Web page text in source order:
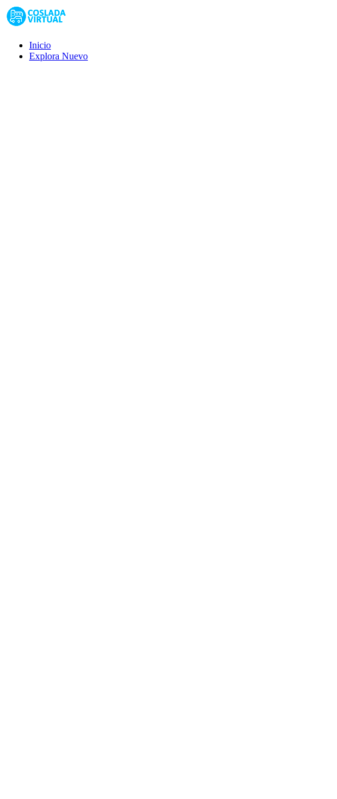
Inicio
Explora Nuevo